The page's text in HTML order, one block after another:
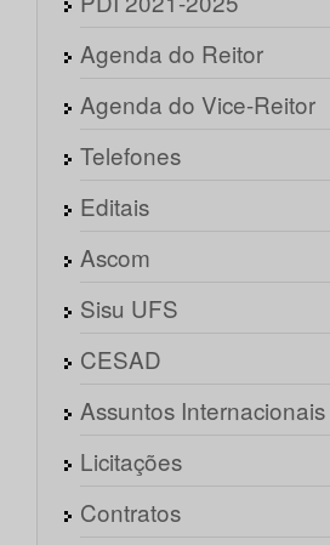
Agenda do Reitor
Agenda do Vice-Reitor
Telefones
Editais
Ascom
Sisu UFS
CESAD
Assuntos Internacionais
Licitações
Contratos